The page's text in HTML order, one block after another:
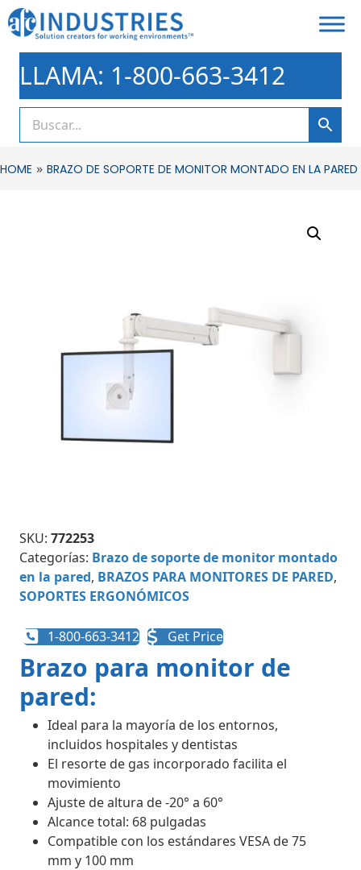
LLAMA: 1-800-663-3412
HOME » BRAZO DE SOPORTE DE MONITOR MONTADO EN LA PARED
SKU: 772253
Categorías: Brazo de soporte de monitor montado
en la pared, BRAZOS PARA MONITORES DE PARED,
SOPORTES ERGONÓMICOS
1-800-663-3412 Get Price
Brazo para monitor de
pared:
Ideal para la mayoría de los entornos,
incluidos hospitales y dentistas
El resorte de gas incorporado facilita el
movimiento
Ajuste de altura de -20° a 60°
Alcance total: 68 pulgadas
Compatible con los estándares VESA de 75
mm y 100 mm